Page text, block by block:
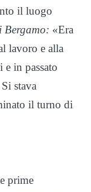
il luogo
Bergamo: «Era
lavoro e alla
in passato
stava
il turno di
prime